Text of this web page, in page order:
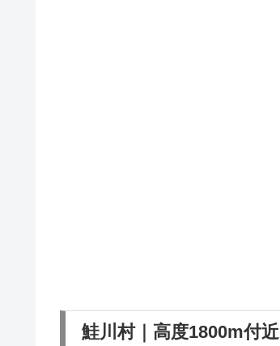
鮭川村｜高度1800m付近